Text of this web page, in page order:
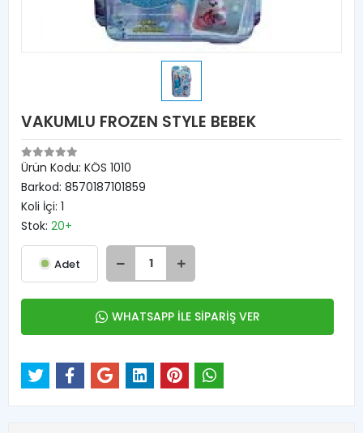
VAKUMLU FROZEN STYLE BEBEK
Ürün Kodu: KÖS 1010
Barkod: 8570187101859
Koli İçi: 1
Stok: 20+
Adet
WHATSAPP İLE SİPARİŞ VER